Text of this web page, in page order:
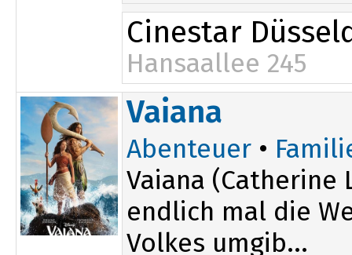
Cinestar
Hansaallee 245
14:15
Vaiana
Abenteuer •
Vaiana
endlich mal die
Volkes umgib...